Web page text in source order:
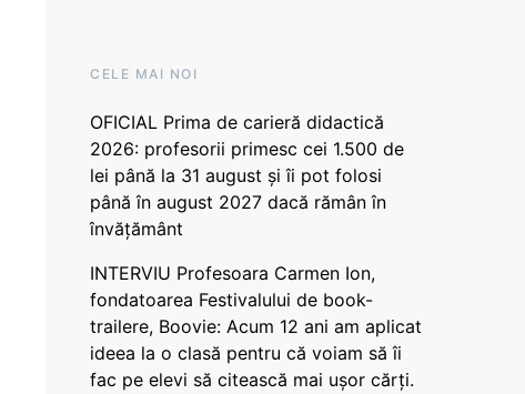
CELE MAI NOI
OFICIAL Prima de carieră didactică
2026: profesorii primesc cei 1.500 de
lei până la 31 august și îi pot folosi
până în august 2027 dacă rămân în
învățământ
INTERVIU Profesoara Carmen Ion,
fondatoarea Festivalului de book-
trailere, Boovie: Acum 12 ani am aplicat
ideea la o clasă pentru că voiam să îi
fac pe elevi să citească mai ușor cărți.